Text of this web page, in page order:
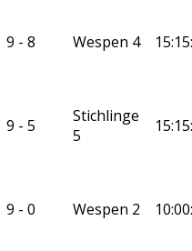
9 - 8 Wespen 4
9 - 5
Stichlinge
5
9 - 0 Wespen 2